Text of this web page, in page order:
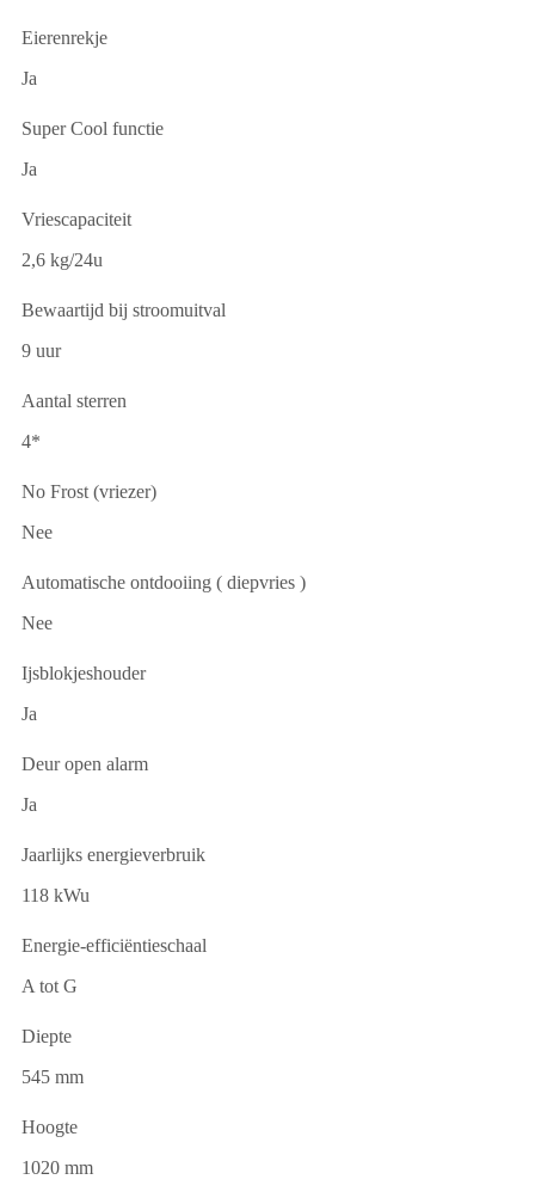
Eierenrekje
Ja
Super Cool functie
Ja
Vriescapaciteit
2,6 kg/24u
Bewaartijd bij stroomuitval
9 uur
Aantal sterren
4*
No Frost (vriezer)
Nee
Automatische ontdooiing ( diepvries )
Nee
Ijsblokjeshouder
Ja
Deur open alarm
Ja
Jaarlijks energieverbruik
118 kWu
Energie-efficiëntieschaal
A tot G
Diepte
545 mm
Hoogte
1020 mm